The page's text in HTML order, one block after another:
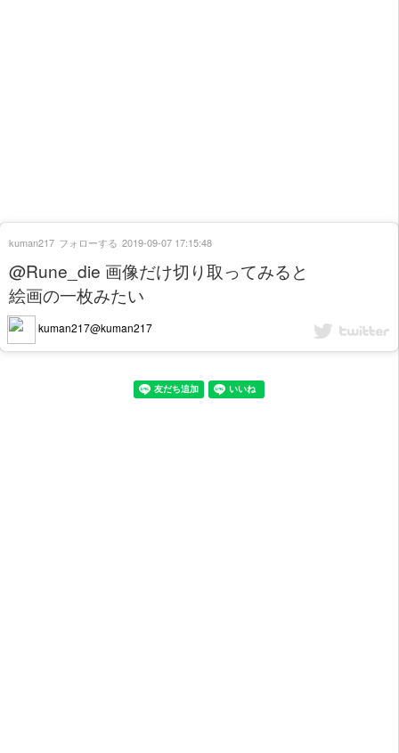
@Rune_die 画像だけ切り取ってみると
絵画の一枚みたい
kuman217@kuman217
kuman217 フォローする 2019-09-07 17:15:48